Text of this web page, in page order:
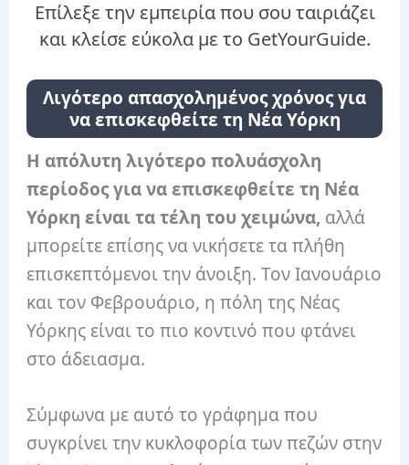
Επίλεξε την εμπειρία που σου ταιριάζει
και κλείσε εύκολα με το GetYourGuide.
Λιγότερο απασχολημένος χρόνος για
να επισκεφθείτε τη Νέα Υόρκη
Η απόλυτη λιγότερο πολυάσχολη
περίοδος για να επισκεφθείτε τη Νέα
Υόρκη είναι τα τέλη του χειμώνα, αλλά
μπορείτε επίσης να νικήσετε τα πλήθη
επισκεπτόμενοι την άνοιξη. Τον Ιανουάριο
και τον Φεβρουάριο, η πόλη της Νέας
Υόρκης είναι το πιο κοντινό που φτάνει
στο άδειασμα.
Σύμφωνα με αυτό το γράφημα που
συγκρίνει την κυκλοφορία των πεζών στην